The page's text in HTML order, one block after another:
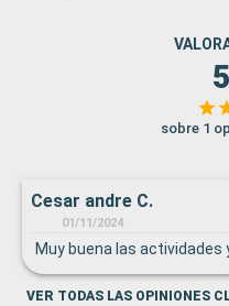
sobre 1
Cesar andre C.
01/11/2024
Muy buena las actividades
VER TODAS LAS OPINIONES